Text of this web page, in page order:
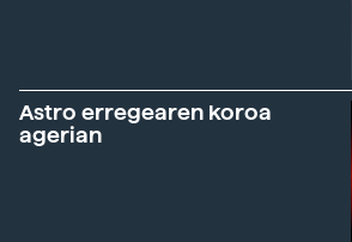
Astro erregearen koroa
agerian